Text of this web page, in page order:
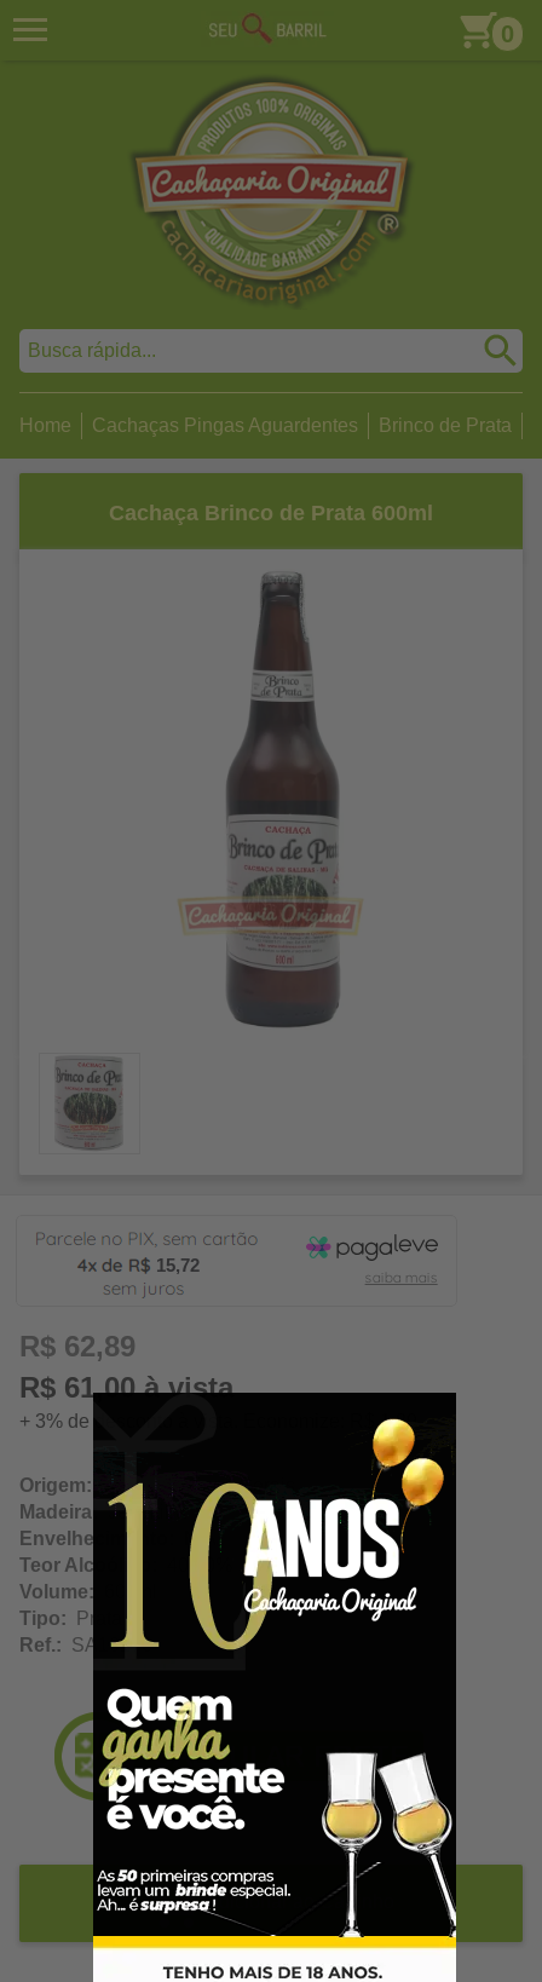
0
Home Cachaças Pingas Aguardentes Brinco de Prata
Cachaça Brinco de Prata 600ml
15,72
R$ 62,89
R$ 61,00 à vista
+ 3% de desconto à vista. Economize: R$ 1,89
Origem: Salinas / Minas Gerais
Madeira:
Jequitibá
Envelhecimento:
N/A
Teor Alcoólico:
Volume:
Tipo: Prata
Ref.: SA10176
Adicionar ao Carrinho